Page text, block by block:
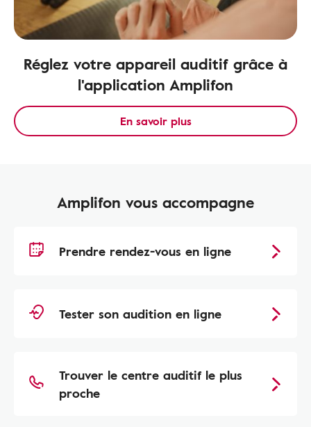
Réglez votre appareil auditif grâce à
l'application Amplifon
En savoir plus
Amplifon vous accompagne
Prendre rendez-vous en ligne
Tester son audition en ligne
Trouver le centre auditif le plus
proche